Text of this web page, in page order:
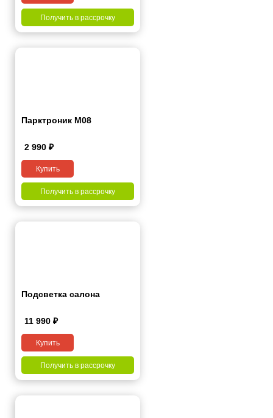
Получить в рассрочку
Парктроник M08
2 990 ₽
Купить
Получить в рассрочку
Подсветка салона
11 990 ₽
Купить
Получить в рассрочку